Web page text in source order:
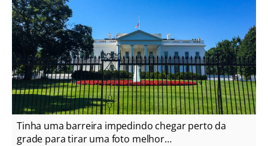
Tinha uma barreira impedindo chegar perto da
grade para tirar uma foto melhor…